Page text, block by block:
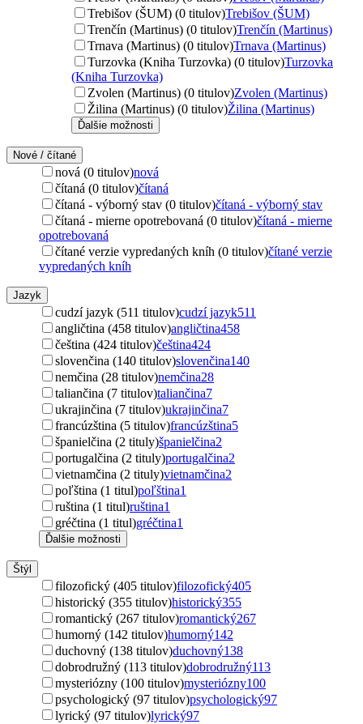
Trebišov (ŠUM) (0 titulov)Trebišov (ŠUM)
Trenčín (Martinus) (0 titulov)Trenčín (Martinus)
Trnava (Martinus) (0 titulov)Trnava (Martinus)
Turzovka (Kniha Turzovka) (0 titulov)Turzovka
(Kniha Turzovka)
Zvolen (Martinus) (0 titulov)Zvolen (Martinus)
Žilina (Martinus) (0 titulov)Žilina (Martinus)
Ďalšie možnosti
Nové / čítané
nová (0 titulov)nová
čítaná (0 titulov)čítaná
čítaná - výborný stav (0 titulov)čítaná - výborný stav
čítaná - mierne opotrebovaná (0 titulov)čítaná - mierne
opotrebovaná
čítané verzie vypredaných kníh (0 titulov)čítané verzie
vypredaných kníh
Jazyk
cudzí jazyk (511 titulov)cudzí jazyk511
angličtina (458 titulov)angličtina458
čeština (424 titulov)čeština424
slovenčina (140 titulov)slovenčina140
nemčina (28 titulov)nemčina28
taliančina (7 titulov)taliančina7
ukrajinčina (7 titulov)ukrajinčina7
francúzština (5 titulov)francúzština5
španielčina (2 tituly)španielčina2
portugalčina (2 tituly)portugalčina2
vietnamčina (2 tituly)vietnamčina2
poľština (1 titul)poľština1
ruština (1 titul)ruština1
gréčtina (1 titul)gréčtina1
Ďalšie možnosti
Štýl
filozofický (405 titulov)filozofický405
historický (355 titulov)historický355
romantický (267 titulov)romantický267
humorný (142 titulov)humorný142
duchovný (138 titulov)duchovný138
dobrodružný (113 titulov)dobrodružný113
mysteriózny (100 titulov)mysteriózny100
psychologický (97 titulov)psychologický97
lyrický (97 titulov)lyrický97